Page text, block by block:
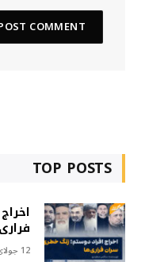
TOP POSTS
12 جولای 2024